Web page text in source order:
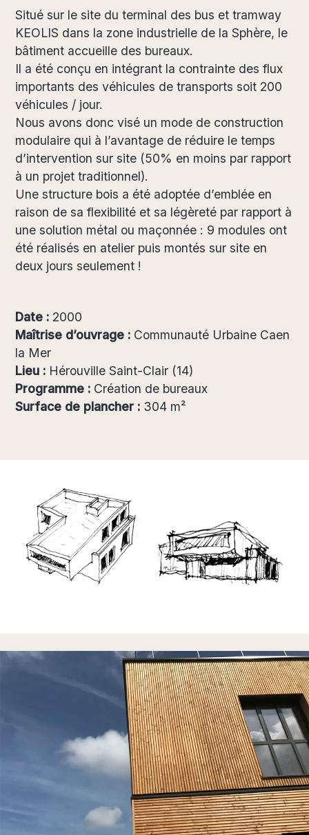
Situé sur le site du terminal des bus et tramway
KEOLIS dans la zone industrielle de la Sphère, le
bâtiment accueille des bureaux.
Il a été conçu en intégrant la contrainte des flux
importants des véhicules de transports soit 200
véhicules / jour.
Nous avons donc visé un mode de construction
modulaire qui à l’avantage de réduire le temps
d’intervention sur site (50% en moins par rapport
à un projet traditionnel).
Une structure bois a été adoptée d’emblée en
raison de sa flexibilité et sa légèreté par rapport à
une solution métal ou maçonnée : 9 modules ont
été réalisés en atelier puis montés sur site en
deux jours seulement !
Date : 2000
Maîtrise d’ouvrage : Communauté Urbaine Caen
la Mer
Lieu : Hérouville Saint-Clair (14)
Programme : Création de bureaux
Surface de plancher : 304 m²